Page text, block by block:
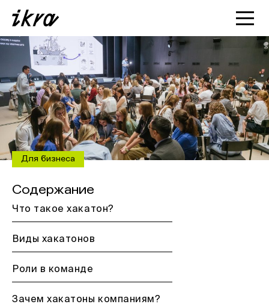
Познакомиться с ИКРОЙ
Статьи
Кейсы
О нас
Для бизнеса
Содержание
Что такое хакатон?
Виды хакатонов
Роли в команде
Зачем хакатоны компаниям?